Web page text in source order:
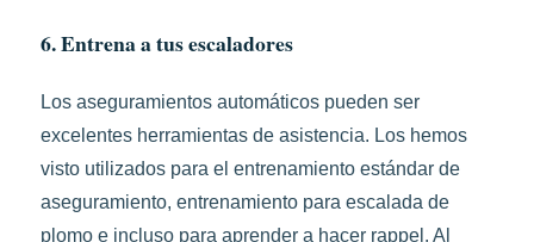
6. Entrena a tus escaladores
Los aseguramientos automáticos pueden ser
excelentes herramientas de asistencia. Los hemos
visto utilizados para el entrenamiento estándar de
aseguramiento, entrenamiento para escalada de
plomo e incluso para aprender a hacer rappel. Al